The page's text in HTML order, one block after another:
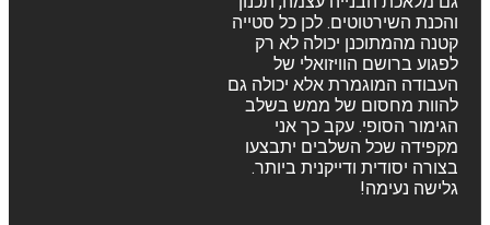
והכנת השירטוטים. לכן כל סטייה
קטנה מהמתוכנן יכולה לא רק
לפגוע ברושם הוויזואלי של
העבודה המוגמרת אלא יכולה גם
להוות מחסום של ממש בשלב
הגימור הסופי. עקב כך אני
מקפידה שכל השלבים יתבצעו
בצורה יסודית ודייקנית ביותר.
גלישה נעימה!